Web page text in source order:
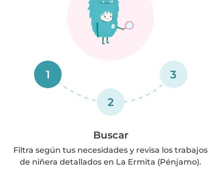
1
2
3
Buscar
Filtra según tus necesidades y revisa los trabajos
de niñera detallados en La Ermita (Pénjamo).